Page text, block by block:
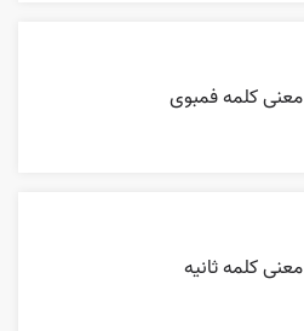
معنی کلمه فمبوی
معنی کلمه ثانیه